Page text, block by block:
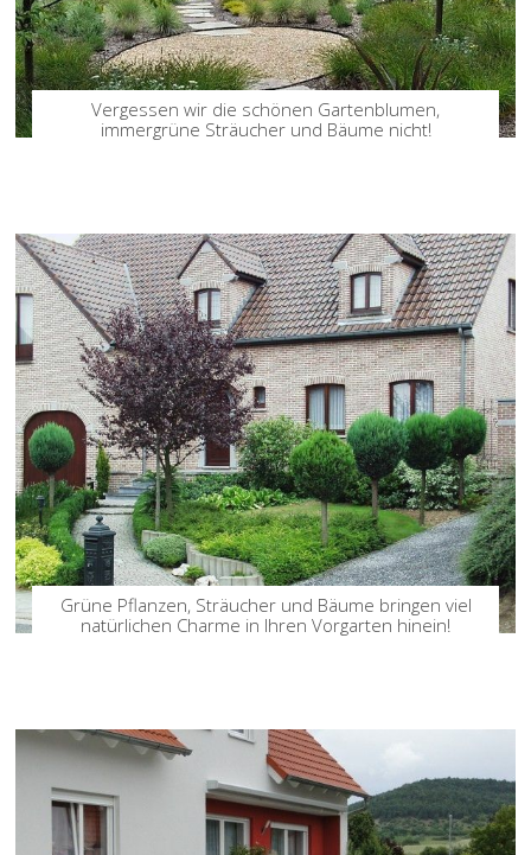
Vergessen wir die schönen Gartenblumen,
immergrüne Sträucher und Bäume nicht!
Grüne Pflanzen, Sträucher und Bäume bringen viel
natürlichen Charme in Ihren Vorgarten hinein!